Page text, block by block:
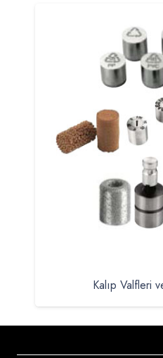
Kalıp Valfleri